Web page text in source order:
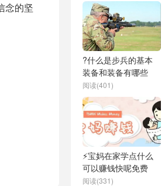
念的坚
?什么是步兵的基本
装备和装备有哪些
阅读(401)
⚡宝妈在家学点什么
可以赚钱快呢免费
阅读(331)